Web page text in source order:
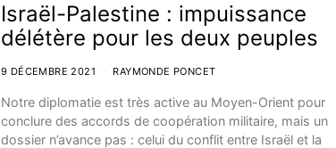
Israël-Palestine : impuissance
délétère pour les deux peuples
9 DÉCEMBRE 2021 RAYMONDE PONCET
Notre diplomatie est très active au Moyen-Orient pour
conclure des accords de coopération militaire, mais un
dossier n’avance pas : celui du conflit entre Israël et la